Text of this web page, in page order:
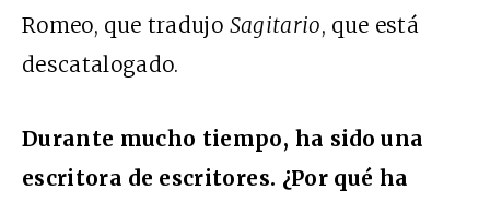
Romeo, que tradujo Sagitario, que está
descatalogado.
Durante mucho tiempo, ha sido una
escritora de escritores. ¿Por qué ha